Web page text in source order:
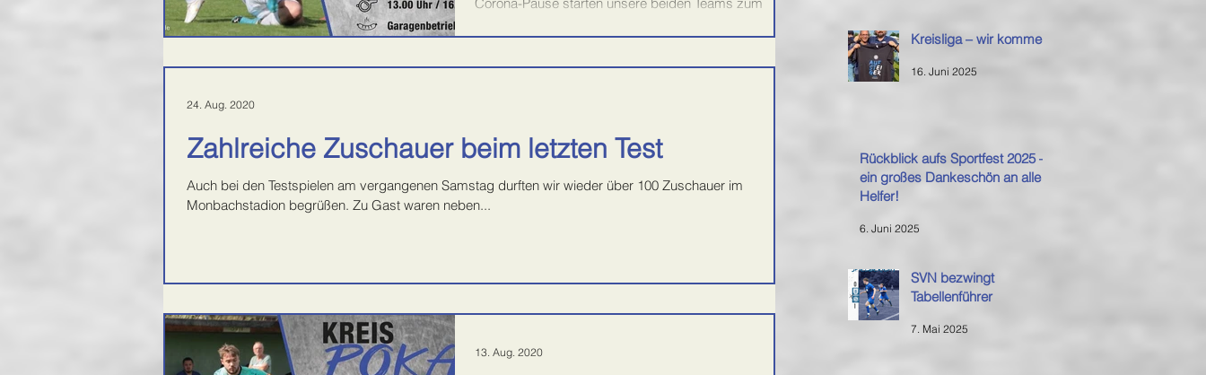
Zahlreiche Zuschauer beim letzten Test
Auch bei den Testspielen am vergangenen Samstag durften wir wieder über 100 Zuschauer im
Monbachstadion begrüßen. Zu Gast waren neben...
24. Aug. 2020
13. Aug. 2020
Kreisliga – wir kommen!
16. Juni 2025
Rückblick aufs Sportfest 2025 –
ein großes Dankeschön an alle
Helfer!
6. Juni 2025
SVN bezwingt
Tabellenführer
7. Mai 2025